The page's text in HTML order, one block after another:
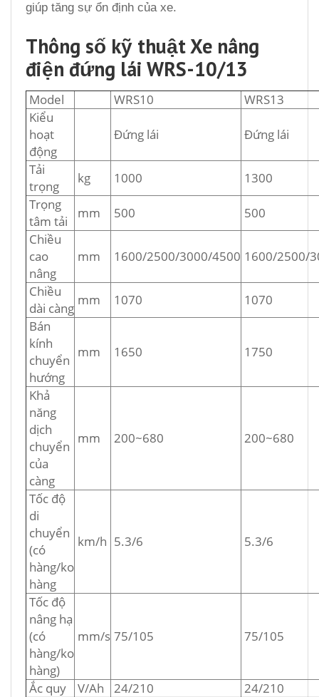
giúp tăng sự ổn định của xe.
Thông số kỹ thuật Xe nâng
điện đứng lái WRS-10/13
Model WRS10
WRS13
Kiểu
hoạt
động
Đứng lái Đứng lái
Tải
trọng
kg 1000
1300
Trọng
tâm tải
mm 500
500
Chiều
cao
nâng
mm 1600/2500/3000/4500 1600/2500/
Chiều
dài càng
mm 1070
1070
Bán
kính
chuyển
hướng
mm 1650 1750
Khả
năng
dịch
chuyển
của
càng
mm 200~680 200~680
Tốc độ
di
chuyển
(có
hàng/ko
hàng
km/h 5.3/6 5.3/6
Tốc độ
nâng hạ
(có
hàng/ko
hàng)
mm/s 75/105 75/105
Ắc quy V/Ah 24/210 24/210